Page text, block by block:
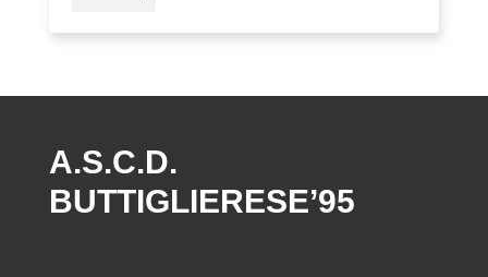
A.S.C.D.
BUTTIGLIERESE’95